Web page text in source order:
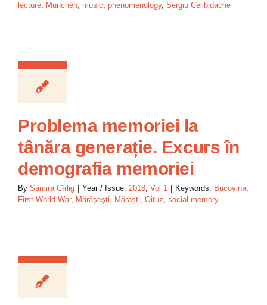
lecture, Munchen, music, phenomenology, Sergiu Celibidache
Problema memoriei la
tânăra generație. Excurs în
demografia memoriei
By Samira Cîrlig Year / Issue: 2018, Vol 1 Keywords: Bucovina,
First World War, Mărăşeşti, Mărăști, Oituz, social memory